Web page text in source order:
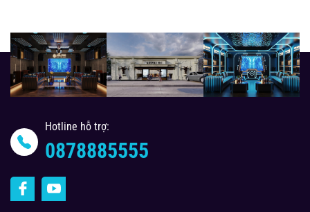
Hotline hỗ trợ:
0878885555